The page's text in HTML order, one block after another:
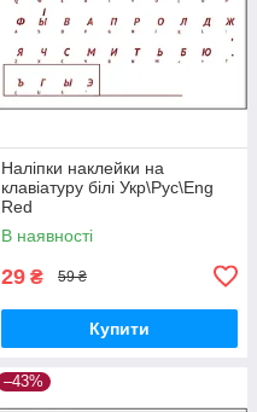
Наліпки наклейки на
клавіатуру білі Укр\Рус\Eng
Red
В наявності
29 ₴ 59 ₴
Купити
–43%